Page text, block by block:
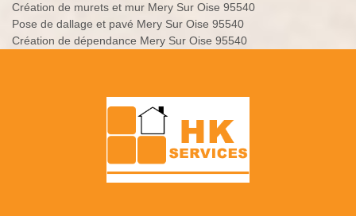
Création de murets et mur Mery Sur Oise 95540
Pose de dallage et pavé Mery Sur Oise 95540
Création de dépendance Mery Sur Oise 95540